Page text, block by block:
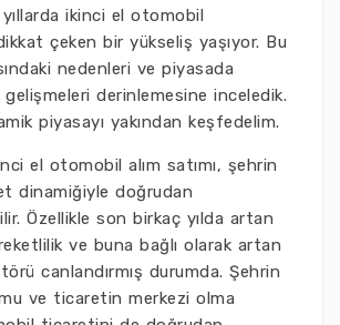
ikinci el otomobil
çeken bir yükseliş yaşıyor. Bu
nedenleri ve piyasada
derinlemesine inceledik.
piyasayı yakından keşfedelim.
el otomobil alım satımı, şehrin
dinamiğiyle doğrudan
Özellikle son birkaç yılda artan
ve buna bağlı olarak artan
canlandırmış durumda. Şehrin
ve ticaretin merkezi olma